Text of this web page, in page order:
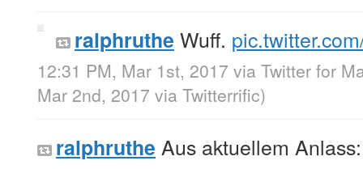
ralphruthe Wuff.
12:31 PM, Mar 1st, 2017 via Twitter for
Mar 2nd, 2017 via Twitterrific)
ralphruthe Aus aktuellem Anlass: